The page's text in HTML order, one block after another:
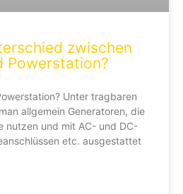
zwischen
Powerstation?
Unter tragbaren
allgemein Generatoren, die
nutzen und mit AC- und DC-
etc. ausgestattet